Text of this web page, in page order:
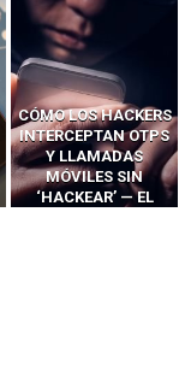
CÓMO LOS HACKERS
INTERCEPTAN OTPS
Y LLAMADAS
MÓVILES SIN
‘HACKEAR’ — EL